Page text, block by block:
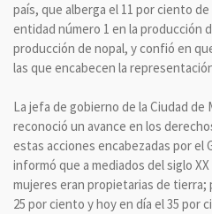
país, que alberga el 11 por ciento
entidad número 1 en la producción
producción de nopal, y confió en
las que encabecen la
La jefa de gobierno de la Ciudad de
reconoció un avance en los
estas acciones encabezadas por el
informó que a mediados del siglo
mujeres eran propietarias de tierra;
25 por ciento y hoy en día el 35 por